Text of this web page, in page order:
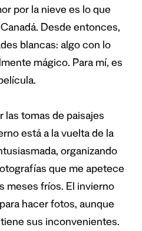
por la nieve es lo que
Desde entonces,
blancas: algo con lo
mágico. Para mí, es
las tomas de paisajes
está a la vuelta de la
organizando
que me apetece
meses fríos. El invierno
hacer fotos, aunque
sus inconvenientes.